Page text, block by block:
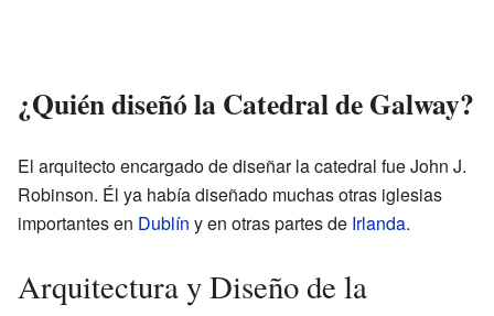
¿Quién diseñó la Catedral de Galway?
El arquitecto encargado de diseñar la catedral fue John J.
Robinson. Él ya había diseñado muchas otras iglesias
importantes en Dublín y en otras partes de Irlanda.
Arquitectura y Diseño de la